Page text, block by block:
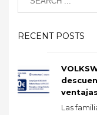
RECENT POSTS
Las